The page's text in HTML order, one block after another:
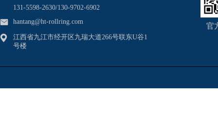
131-5598-2630/130-9702-6902
hantang@ht-rollring.com
江西省九江市经开区九瑞大道266号联东U谷1
号楼
官